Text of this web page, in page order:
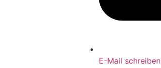
E-Mail schreiben